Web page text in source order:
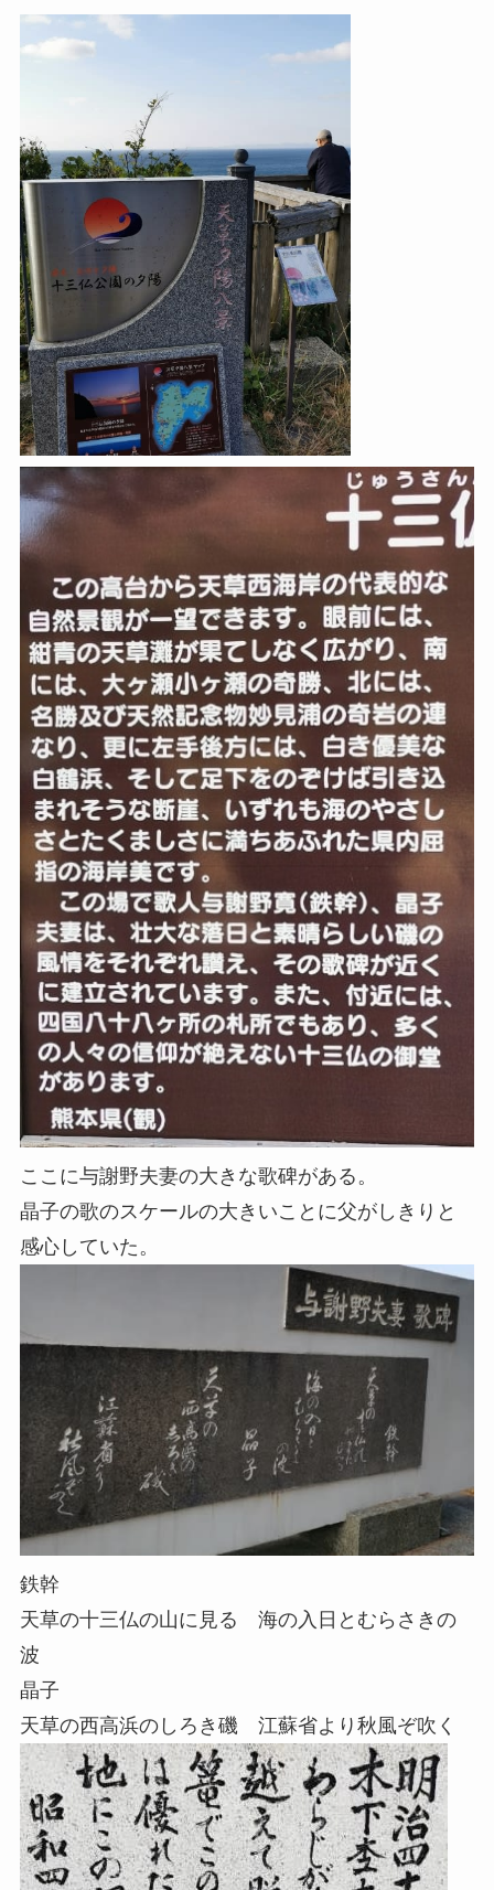
ここに与謝野夫妻の大きな歌碑がある。
晶子の歌のスケールの大きいことに父がしきりと
感心していた。
鉄幹
天草の十三仏の山に見る 海の入日とむらさきの
波
晶子
天草の西高浜のしろき磯 江蘇省より秋風ぞ吹く